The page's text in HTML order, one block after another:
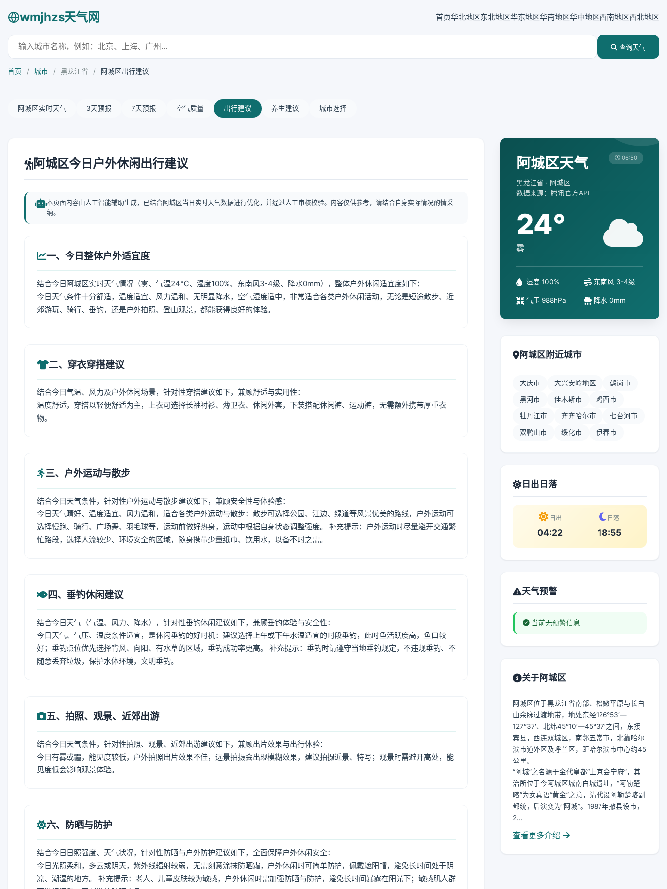
wmjhzs天气网 首页华北地区东北地区华东地区华南地区华中地区西南地区西北地区
查询天气
首页 / 城市 / 黑龙江省 / 阿城区出行建议
阿城区实时天气 3天预报 7天预报 空气质量 出行建议 养生建议 城市选择
阿城区今日户外休闲出行建议
本页面内容由人工智能辅助生成，已结合阿城区当日实时天气数据进行优化，并经过人工审核校验。内容仅供参考，请结合自身实际情况酌情采
纳。
一、今日整体户外适宜度
结合今日阿城区实时天气情况（雾、气温24℃、湿度100%、东南风3-4级、降水0mm），整体户外休闲适宜度如下：
今日天气条件十分舒适，温度适宜、风力温和、无明显降水，空气湿度适中，非常适合各类户外休闲活动，无论是短途散步、近
郊游玩、骑行、垂钓，还是户外拍照、登山观景，都能获得良好的体验。
二、穿衣穿搭建议
结合今日气温、风力及户外休闲场景，针对性穿搭建议如下，兼顾舒适与实用性：
温度舒适，穿搭以轻便舒适为主，上衣可选择长袖衬衫、薄卫衣、休闲外套，下装搭配休闲裤、运动裤，无需额外携带厚重衣
物。
三、户外运动与散步
结合今日天气条件，针对性户外运动与散步建议如下，兼顾安全性与体验感：
今日天气晴好、温度适宜、风力温和，适合各类户外运动与散步：散步可选择公园、江边、绿道等风景优美的路线，户外运动可
选择慢跑、骑行、广场舞、羽毛球等，运动前做好热身，运动中根据自身状态调整强度。 补充提示：户外运动时尽量避开交通繁
忙路段，选择人流较少、环境安全的区域，随身携带少量纸巾、饮用水，以备不时之需。
四、垂钓休闲建议
结合今日天气（气温、风力、降水），针对性垂钓休闲建议如下，兼顾垂钓体验与安全性：
今日天气、气压、温度条件适宜，是休闲垂钓的好时机：建议选择上午或下午水温适宜的时段垂钓，此时鱼活跃度高，鱼口较
好；垂钓点位优先选择背风、向阳、有水草的区域，垂钓成功率更高。 补充提示：垂钓时请遵守当地垂钓规定，不违规垂钓、不
随意丢弃垃圾，保护水体环境，文明垂钓。
五、拍照、观景、近郊出游
结合今日天气条件，针对性拍照、观景、近郊出游建议如下，兼顾出片效果与出行体验：
今日有雾或霾，能见度较低，户外拍照出片效果不佳，远景拍摄会出现模糊效果，建议拍摄近景、特写；观景时需避开高处，能
见度低会影响观景体验。
六、防晒与防护
结合今日日照强度、天气状况，针对性防晒与户外防护建议如下，全面保障户外休闲安全：
今日光照柔和，多云或阴天，紫外线辐射较弱，无需刻意涂抹防晒霜，户外休闲时可简单防护，佩戴遮阳帽，避免长时间处于阴
凉、潮湿的地方。 补充提示：老人、儿童皮肤较为敏感，户外休闲时需加强防晒与防护，避免长时间暴露在阳光下；敏感肌人群
阿城区天气
黑龙江省 · 阿城区
数据来源：腾讯官方API
06:50
24°
雾
湿度 100% 东南风 3-4级
气压 988hPa 降水 0mm
阿城区附近城市
大庆市 大兴安岭地区 鹤岗市
黑河市 佳木斯市 鸡西市
牡丹江市 齐齐哈尔市 七台河市
双鸭山市 绥化市 伊春市
日出日落
日出
04:22
日落
18:55
天气预警
当前无预警信息
关于阿城区
阿城区位于黑龙江省南部、松嫩平原与长白
山余脉过渡地带，地处东经126°53′—
127°37′、北纬45°10′—45°37′之间，东接
宾县，西连双城区，南邻五常市，北靠哈尔
滨市道外区及呼兰区，距哈尔滨市中心约45
公里。
“阿城”之名源于金代皇都“上京会宁府”，其
治所位于今阿城区城南白城遗址，“阿勒楚
喀”为女真语“黄金”之意，清代设阿勒楚喀副
都统，后演变为“阿城”。1987年撤县设市，
2...
查看更多介绍